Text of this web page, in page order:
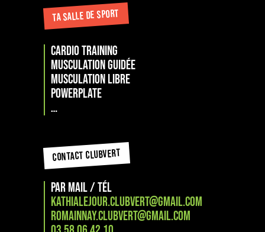
TA SALLE DE SPORT
Cardio training
musculation guidée
Musculation libre
PowerPlate
…
CONTACT CLUBVERT
PAR MAIL / TÉL
kathialejour.clubvert@gmail.com
romainnay.clubvert@gmail.com